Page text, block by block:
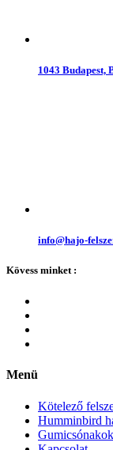
1043 Budapest,
info@hajo-
Kövess minket :
Menü
Kötelező
Humminbird
Gumicsónakok